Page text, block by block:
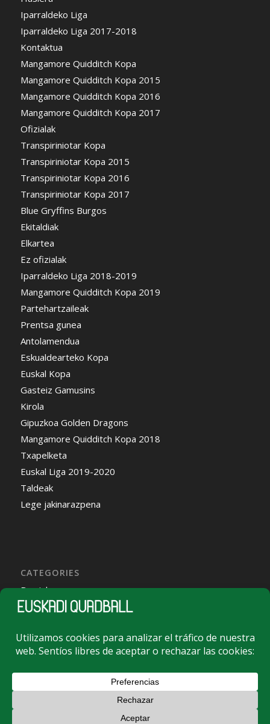
Iparraldeko Liga
Iparraldeko Liga 2017-2018
Kontaktua
Mangamore Quidditch Kopa
Mangamore Quidditch Kopa 2015
Mangamore Quidditch Kopa 2016
Mangamore Quidditch Kopa 2017
Ofizialak
Transpiriniotar Kopa
Transpiriniotar Kopa 2015
Transpiriniotar Kopa 2016
Transpiriniotar Kopa 2017
Blue Gryffins Burgos
Ekitaldiak
Elkartea
Ez ofizialak
Iparraldeko Liga 2018-2019
Mangamore Quidditch Kopa 2019
Partehartzaileak
Prentsa gunea
Antolamendua
Eskualdearteko Kopa
Euskal Kopa
Gasteiz Gamusins
Kirola
Gipuzkoa Golden Dragons
Mangamore Quidditch Kopa 2018
Txapelketa
Euskal Liga 2019-2020
Taldeak
Lege jakinarazpena
CATEGORIES
Berriak
Euskal Selekzioa
Komunikatuak
Sin categoría
This site uses cookies. By continuing to browse the site, you are
agreeing to our use of cookies.